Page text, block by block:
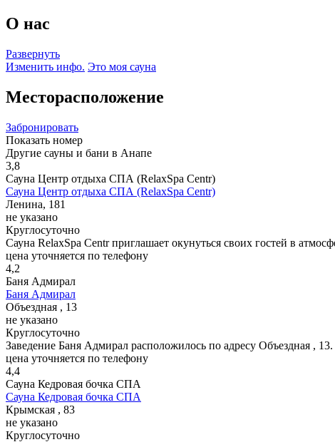
О нас
Развернуть
Изменить инфо. Это моя сауна
Месторасположение
Забронировать
Показать номер
Другие сауны и бани в Анапе
3,8
Сауна Центр отдыха СПА (RelaxSpa Centr)
Сауна Центр отдыха СПА (RelaxSpa Centr)
Ленина, 181
не указано
Круглосуточно
Сауна RelaxSpa Centr приглашает окунуться своих гостей в
цена уточняется по телефону
4,2
Баня Адмирал
Баня Адмирал
Объездная , 13
не указано
Круглосуточно
Заведение Баня Адмирал расположилось по адресу Объездная ,
цена уточняется по телефону
4,4
Сауна Кедровая бочка СПА
Сауна Кедровая бочка СПА
Крымская , 83
не указано
Круглосуточно